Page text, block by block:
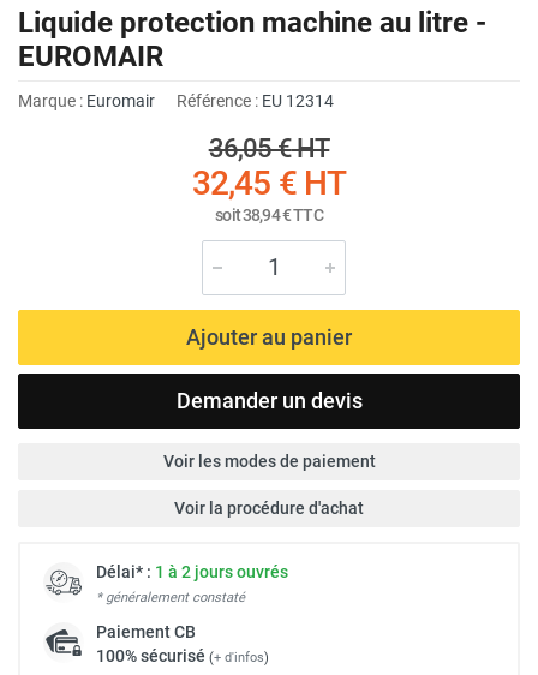
Liquide protection machine au litre -
EUROMAIR
Marque : Euromair Référence : EU 12314
36,05 €HT
32,45 €HT
soit38,94 €TTC
Ajouter au panier
Demander un devis
Voir les modes de paiement
Voir la procédure d'achat
Délai* : 1 à 2 jours ouvrés
* généralement constaté
PaiementCB
100% sécurisé (+ d'infos)